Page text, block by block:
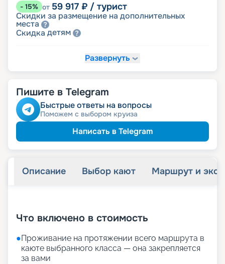
- 15% от 59 917 ₽ / турист
Скидки за размещение на дополнительных
места
Скидка детям
₽/ турист
Скидкамолодожёнам
Развернуть
Пишите в Telegram
Быстрые ответы на вопросы
Поможем с выбором круиза
Написать в Telegram
Описание Выбор кают Маршрут и
Что включено в стоимость
●Проживание на протяжении всего маршрута в
каюте выбранного класса — она закрепляется
за вами